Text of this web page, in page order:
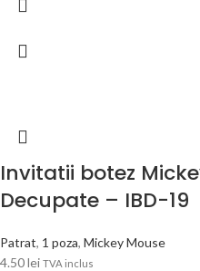
Invitatii botez
Decupate – IBD-19
Patrat, 1 poza, Mickey Mouse
4.50lei TVA inclus